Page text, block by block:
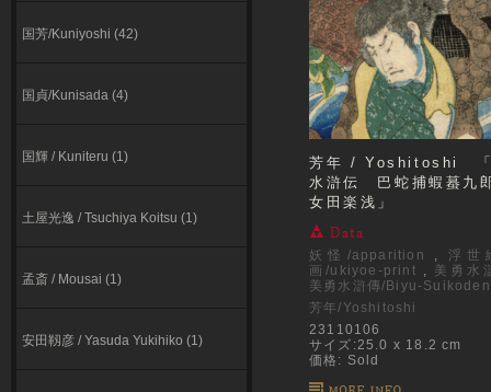
国芳/Kuniyoshi (42)
国貞/Kunisada (4)
国輝 / Kuniteru (1)
⼟屋光逸 / Tsuchiya Koitsu (1)
孟斎 / Mousai (1)
安田靱彦 / Yasuda Yukihiko (1)
芳年 / Yoshitoshi 「
水滸伝 巴蛇捕蝦蟇
女田楽浅」
妖怪/apparition , 浮世
画/ukiyoe-print , 美勇水
美勇水滸傳/Biyu-Suikoden
芳年/Yoshitoshi
23110106
サイズ:25.0 x 18.2 cm
価格: Sold